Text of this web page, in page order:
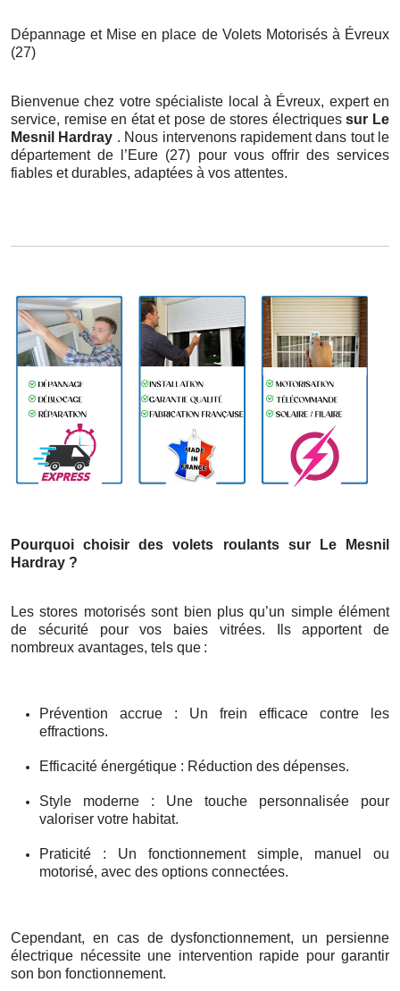
Dépannage et Mise en place de Volets Motorisés à Évreux
(27)
Bienvenue chez votre spécialiste local à Évreux, expert en
service, remise en état et pose de stores électriquessur Le
Mesnil Hardray . Nous intervenons rapidement dans tout le
département de l’Eure (27) pour vous offrir des services
fiables et durables, adaptées à vos attentes.
Pourquoi choisir des volets roulants sur Le Mesnil
Hardray ?
Les stores motorisés sont bien plus qu’un simple élément
de sécurité pour vos baies vitrées. Ils apportent de
nombreux avantages, tels que :
Prévention accrue : Un frein efficace contre les
effractions.
Efficacité énergétique : Réduction des dépenses.
Style moderne : Une touche personnalisée pour
valoriser votre habitat.
Praticité : Un fonctionnement simple, manuel ou
motorisé, avec des options connectées.
Cependant, en cas de dysfonctionnement, un persienne
électrique nécessite une intervention rapide pour garantir
son bon fonctionnement.